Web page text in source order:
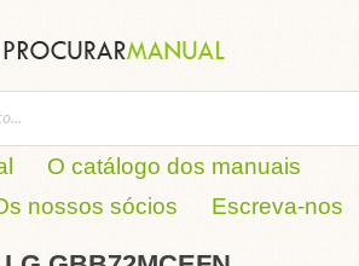
O catálogo dos manuais
nossos sócios Escreva-nos